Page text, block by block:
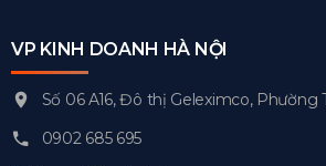
VP KINH DOANH HÀ NỘI
Số 06 A16, Đô thị Geleximco, Phường
0902 685 695